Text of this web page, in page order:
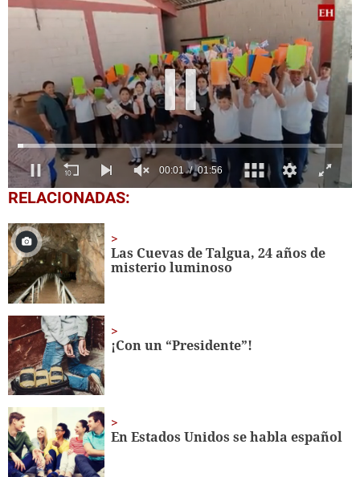
0
of
minute,
56
seconds
RELACIONADAS:
Las Cuevas de Talgua, 24 años de
misterio luminoso
¡Con un “Presidente”!
En Estados Unidos se habla español